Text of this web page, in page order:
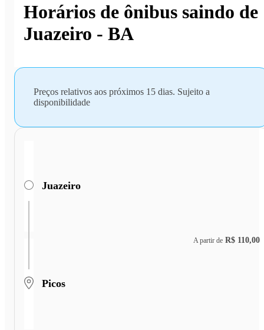
Horários de ônibus saindo de
Juazeiro - BA
Preços relativos aos próximos 15 dias. Sujeito a
disponibilidade
Juazeiro
Picos
A partir de R$ 110,00